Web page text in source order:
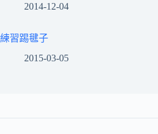
2014-12-04
練習踢毽子
2015-03-05